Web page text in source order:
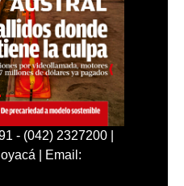
- (042) 2327200 |
| Email: